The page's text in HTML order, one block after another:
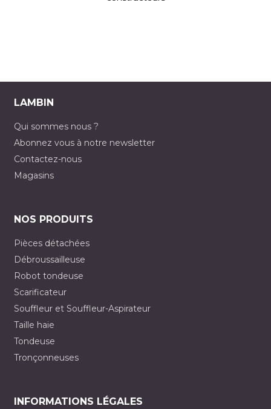
LAMBIN
Qui sommes nous ?
Abonnez vous à notre newsletter
Contactez-nous
Magasins
NOS PRODUITS
Pièces détachées
Débroussailleuse
Robot tondeuse
Scarificateur
Souffleur et Souffleur-Aspirateur
Taille haie
Tondeuse
Tronçonneuses
INFORMATIONS LÉGALES